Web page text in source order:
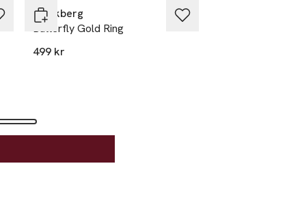
Mockberg
Butterfly Gold Ring
499 kr